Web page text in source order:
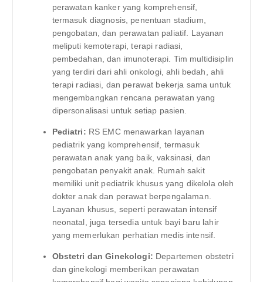
perawatan kanker yang komprehensif,
termasuk diagnosis, penentuan stadium,
pengobatan, dan perawatan paliatif. Layanan
meliputi kemoterapi, terapi radiasi,
pembedahan, dan imunoterapi. Tim multidisiplin
yang terdiri dari ahli onkologi, ahli bedah, ahli
terapi radiasi, dan perawat bekerja sama untuk
mengembangkan rencana perawatan yang
dipersonalisasi untuk setiap pasien.
Pediatri: RS EMC menawarkan layanan
pediatrik yang komprehensif, termasuk
perawatan anak yang baik, vaksinasi, dan
pengobatan penyakit anak. Rumah sakit
memiliki unit pediatrik khusus yang dikelola oleh
dokter anak dan perawat berpengalaman.
Layanan khusus, seperti perawatan intensif
neonatal, juga tersedia untuk bayi baru lahir
yang memerlukan perhatian medis intensif.
Obstetri dan Ginekologi: Departemen obstetri
dan ginekologi memberikan perawatan